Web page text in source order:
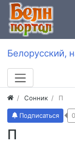
Белорусский,
Сонник П
П
Подписаться 0